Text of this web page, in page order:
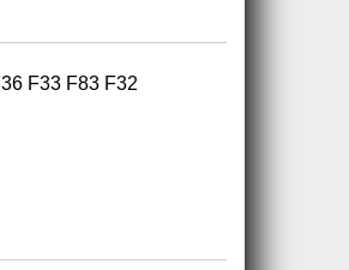
F33 F83 F32